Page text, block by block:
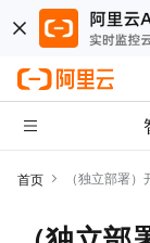
首页 （独立部署